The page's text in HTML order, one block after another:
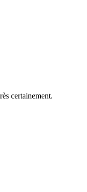
certainement.